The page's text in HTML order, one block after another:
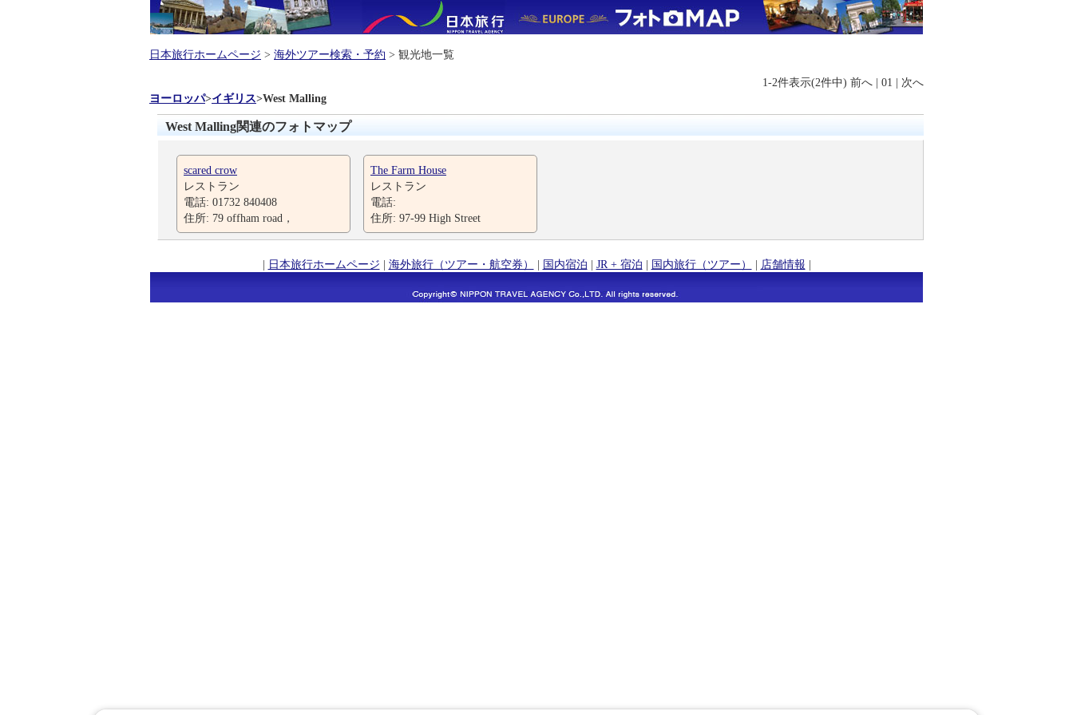
日本旅行ホームページ > 海外ツアー検索・予約 > 観光地一覧
1-2件表示(2件中) 前へ | 01 | 次へ
ヨーロッパ>イギリス>West Malling
West Malling関連のフォトマップ
scared crow
レストラン
電話: 01732 840408
住所: 79 offham road，
The Farm House
レストラン
電話:
住所: 97-99 High Street
| 日本旅行ホームページ | 海外旅行（ツアー・航空券） | 国内宿泊 | JR + 宿泊 | 国内旅行（ツアー） | 店舗情報 |